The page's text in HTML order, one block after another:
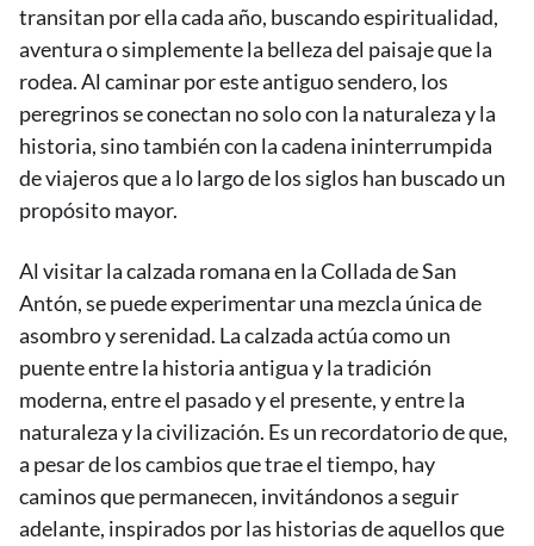
transitan por ella cada año, buscando espiritualidad,
aventura o simplemente la belleza del paisaje que la
rodea. Al caminar por este antiguo sendero, los
peregrinos se conectan no solo con la naturaleza y la
historia, sino también con la cadena ininterrumpida
de viajeros que a lo largo de los siglos han buscado un
propósito mayor.
Al visitar la calzada romana en la Collada de San
Antón, se puede experimentar una mezcla única de
asombro y serenidad. La calzada actúa como un
puente entre la historia antigua y la tradición
moderna, entre el pasado y el presente, y entre la
naturaleza y la civilización. Es un recordatorio de que,
a pesar de los cambios que trae el tiempo, hay
caminos que permanecen, invitándonos a seguir
adelante, inspirados por las historias de aquellos que